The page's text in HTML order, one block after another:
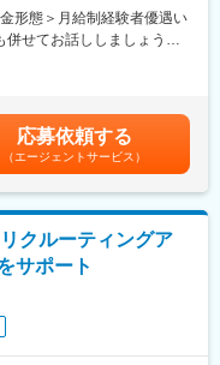
でき、市場価値を上げやす
取引もございますので、
いう連結子会社合わせて
本全国に229の拠点（海外
社以上の顧客に技術系
その中でも建設領域の顧
す。
グし、顧客理解を深めま
へ訪問。採用状況の確認
九州の企業を強く元気に
かげさまで取引先は約2700
客に伴走する姿勢を忘れ
5つの事業がありますが、
角度から九州の企業様・候
形態＞月給制経験者優遇い
併せてお話ししましょう。
無＞有＜残業手当＞有＜
回/1月・7月） ■決算賞与
あり ※半期毎賃金はあく
て上下する可能性がありま
です。
応募依頼する
（エージェントサービス）
クルーティングア
サポート